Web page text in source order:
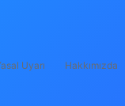
Uyarı Hakkımızda